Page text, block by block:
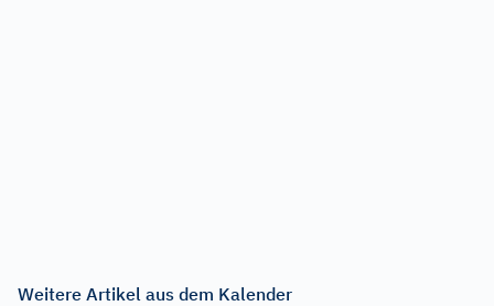
Weitere Artikel aus dem Kalender